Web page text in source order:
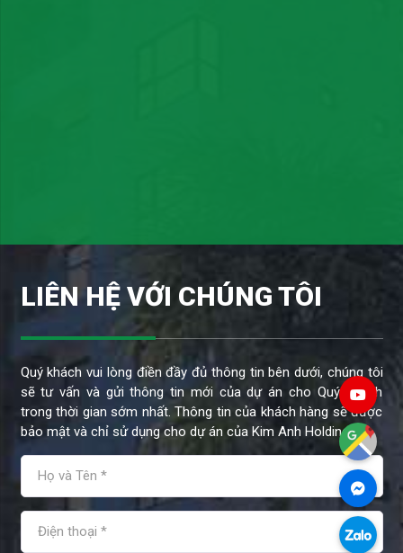
LIÊN HỆ VỚI CHÚNG TÔI
Quý khách vui lòng điền đầy đủ thông tin bên dưới, chúng tôi
sẽ tư vấn và gửi thông tin mới của dự án cho Quý Khách
trong thời gian sớm nhất. Thông tin của khách hàng sẽ được
bảo mật và chỉ sử dụng cho dự án của Kim Anh Holdings.